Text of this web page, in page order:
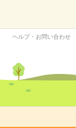
ヘルプ・お問い合わせ